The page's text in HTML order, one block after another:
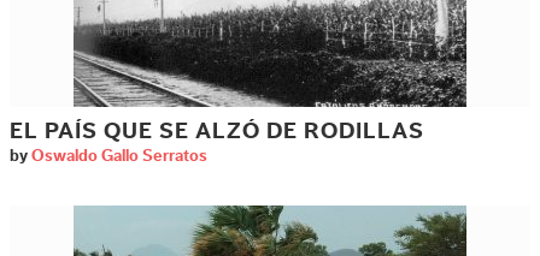
EL PAÍS QUE SE ALZÓ DE RODILLAS
by Oswaldo Gallo Serratos